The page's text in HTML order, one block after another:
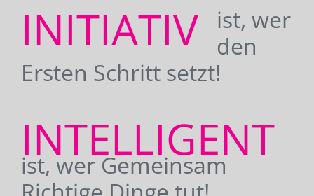
INITIATIV
ist, wer
den
Ersten Schritt setzt!
INTELLIGENT
ist, wer Gemeinsam